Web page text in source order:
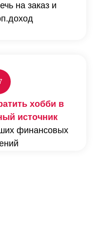
хобби в
источник
финансовых
на заказ и